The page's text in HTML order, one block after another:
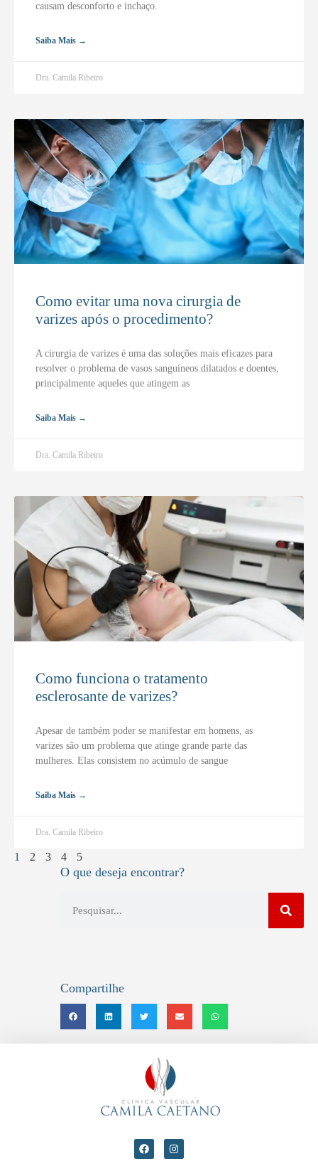
causam desconforto e inchaço.
Saiba Mais →
Dra. Camila Ribeiro
Como evitar uma nova cirurgia de
varizes após o procedimento?
A cirurgia de varizes é uma das soluções mais eficazes para
resolver o problema de vasos sanguíneos dilatados e doentes,
principalmente aqueles que atingem as
Saiba Mais →
Dra. Camila Ribeiro
Como funciona o tratamento
esclerosante de varizes?
Apesar de também poder se manifestar em homens, as
varizes são um problema que atinge grande parte das
mulheres. Elas consistem no acúmulo de sangue
Saiba Mais →
Dra. Camila Ribeiro
1 2 3 4 5
O que deseja encontrar?
Compartilhe